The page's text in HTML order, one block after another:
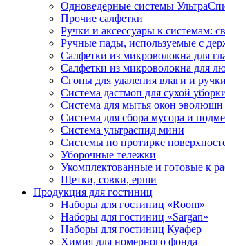
Одноведерные системы
Прочие салфетки
Ручки и аксессуары к системам:
Ручные пады, используемые с
Салфетки из микроволокна для
Салфетки из микроволокна для
Сгоны для удаления влаги и
Система дастмоп для сухой
Система для мытья окон эволюшн
Система для сбора мусора и
Система ультраспид мини
Системы по протирке
Уборочные тележки
Укомплектованные и готовые к
Щетки, совки, ерши
Продукция для гостиниц
Наборы для гостиниц «Room»
Наборы для гостиниц «Sargan»
Наборы для гостиниц Куафер
Химия для номерного фонда